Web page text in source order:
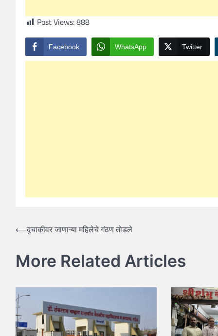
Post Views:888
Facebook WhatsApp Twitter
Post
⟵दुचाकीवर जाणाऱ्या महिलेचे गंठण तोडले
More Related Articles